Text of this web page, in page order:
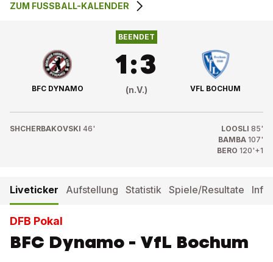
1 :3
ZUM FUSSBALL-KALENDER
BFC DYNAMO
BEENDET
1:3
(n.V.) VFL BOCHUM
SHCHERBAKOVSKI 46' LOOSLI 85'
BAMBA 107'
BERO 120'+1
Liveticker Aufstellung Statistik Spiele/Resultate
DFB Pokal
BFC Dynamo - VfL Bochum